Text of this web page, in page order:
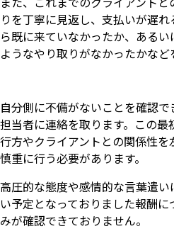
りを丁寧に見返し、支払いが遅
ら既に来ていなかったか、ある
ようなやり取りがなかったかなど
自分側に不備がないことを確認
担当者に連絡を取ります。この
行方やクライアントとの関係性を
慎重に行う必要があります。
高圧的な態度や感情的な言葉遣
い予定となっておりました報酬
みが確認できておりません。